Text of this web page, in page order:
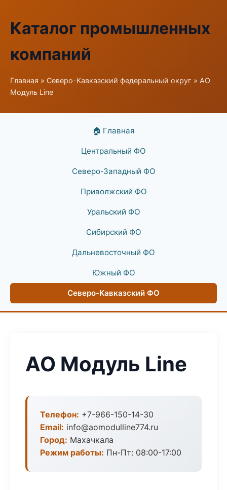
Каталог промышленных
компаний
Главная » Северо-Кавказский федеральный округ » АО
Модуль Line
🏠 Главная
Центральный ФО
Северо-Западный ФО
Приволжский ФО
Уральский ФО
Сибирский ФО
Дальневосточный ФО
Южный ФО
Северо-Кавказский ФО
АО Модуль Line
Телефон: +7-966-150-14-30
Email: info@aomodulline774.ru
Город: Махачкала
Режим работы: Пн-Пт: 08:00-17:00